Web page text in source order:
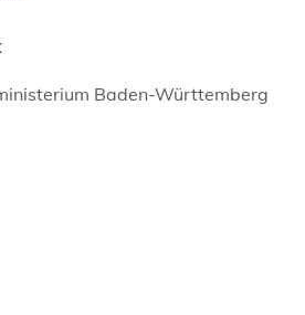
Baden-Württemberg